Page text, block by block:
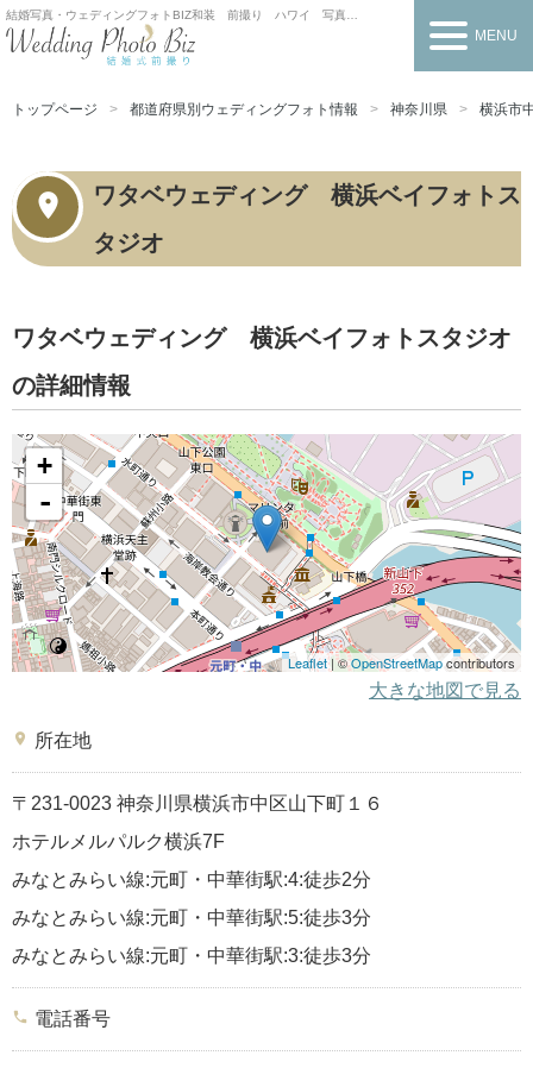
結婚写真・ウェディングフォトBIZ和装 前撮り ハワイ 写真だけの結婚式
MENU
トップページ 都道府県別ウェディングフォト情報 神奈川県 横浜市
ワタベウェディング 横浜ベイフォトス
タジオ
ワタベウェディング 横浜ベイフォトスタジオ
の詳細情報
+
-
Leaflet| ©OpenStreetMapcontributors
大きな地図で見る
place 所在地
〒231-0023 神奈川県横浜市中区山下町１６
ホテルメルパルク横浜7F
みなとみらい線:元町・中華街駅:4:徒歩2分
みなとみらい線:元町・中華街駅:5:徒歩3分
みなとみらい線:元町・中華街駅:3:徒歩3分
phone 電話番号